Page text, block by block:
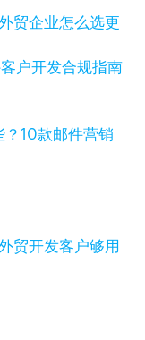
贸企业怎么选更
户开发合规指南
10款邮件营销
贸开发客户够用